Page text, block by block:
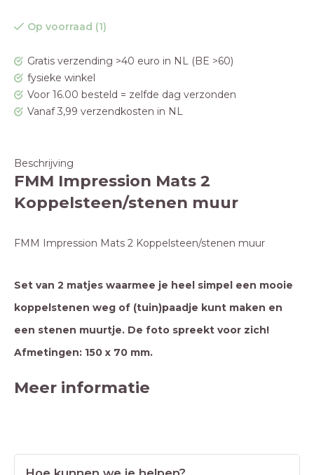
Op voorraad (1)
Gratis verzending >40 euro in NL (BE >60)
fysieke winkel
Voor 16.00 besteld = zelfde dag verzonden
Vanaf 3,99 verzendkosten in NL
Beschrijving
FMM Impression Mats 2
Koppelsteen/stenen muur
FMM Impression Mats 2 Koppelsteen/stenen muur
Set van 2 matjes waarmee je heel simpel een mooie
koppelstenen weg of (tuin)paadje kunt maken en
een stenen muurtje. De foto spreekt voor zich!
Afmetingen: 150 x 70 mm.
Meer informatie